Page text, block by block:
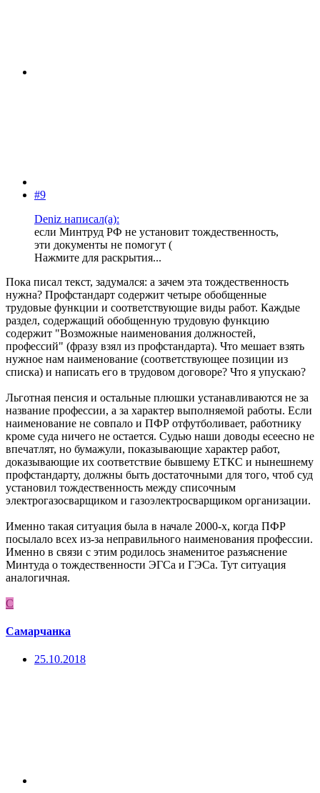
#9
Deniz написал(а):
если Минтруд РФ не установит тождественность,
эти документы не помогут (
Нажмите для раскрытия...
Пока писал текст, задумался: а зачем эта тождественность
нужна? Профстандарт содержит четыре обобщенные
трудовые функции и соответствующие виды работ. Каждые
раздел, содержащий обобщенную трудовую функцию
содержит "Возможные наименования должностей,
профессий" (фразу взял из профстандарта). Что мешает взять
нужное нам наименование (соответствующее позиции из
списка) и написать его в трудовом договоре? Что я упускаю?
Льготная пенсия и остальные плюшки устанавливаются не за
название профессии, а за характер выполняемой работы. Если
наименование не совпало и ПФР отфутболивает, работнику
кроме суда ничего не остается. Судью наши доводы есеесно не
впечатлят, но бумажули, показывающие характер работ,
доказывающие их соответствие бывшему ЕТКС и нынешнему
профстандарту, должны быть достаточными для того, чтоб суд
установил тождественность между списочным
электрогазосварщиком и газоэлектросварщиком организации.
Именно такая ситуация была в начале 2000-х, когда ПФР
посылало всех из-за неправильного наименования профессии.
Именно в связи с этим родилось знаменитое разъяснение
Минтуда о тождественности ЭГСа и ГЭСа. Тут ситуация
аналогичная.
С
Самарчанка
25.10.2018